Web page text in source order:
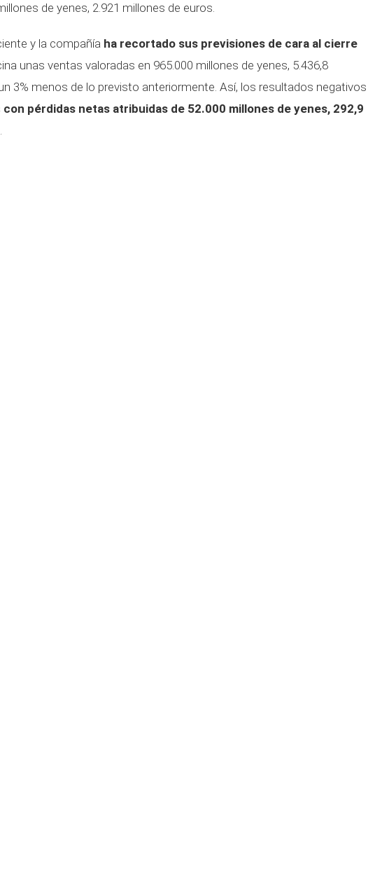
de yenes, 2.921 millones de euros.
y la compañía ha recortado sus previsiones de cara al cierre
unas ventas valoradas en 965.000 millones de yenes, 5.436,8
3% menos de lo previsto anteriormente. Así, los resultados negativos
con pérdidas netas atribuidas de 52.000 millones de yenes, 292,9
.